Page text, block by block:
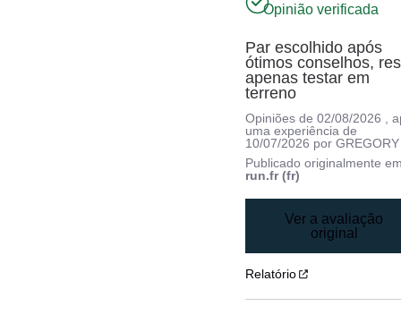
Opinião verificada
Par escolhido após
ótimos conselhos,
apenas testar em
terreno
Opiniões de02/08/2026
,
uma experiência de
10/07/2026 por
Publicado originalmente
run.fr (fr)
Ver a avaliação
original
Relatório